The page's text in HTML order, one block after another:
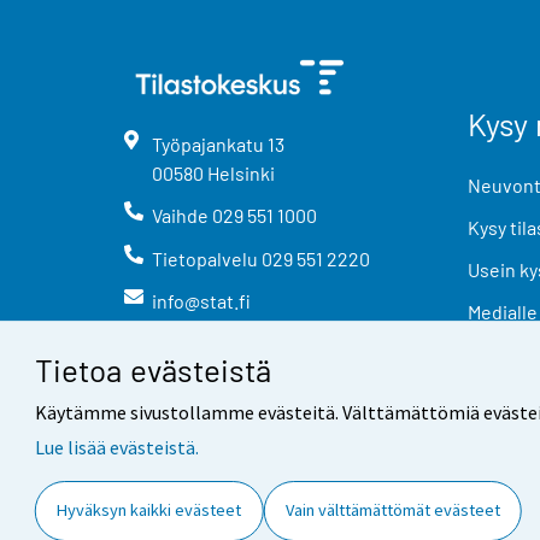
Tietoa evästeistä
Käytämme sivustollamme evästeitä. Välttämättömiä
Lue lisää evästeistä.
Hyväksyn kaikki evästeet Vain välttämättömät evästeet
Työpajankatu 13
00580 Helsinki
Vaihde 029 551 1000
Tietopalvelu 029 551 2220
info@stat.fi
Kysy
Usein
Medialle
Yhteystiedot Palaute